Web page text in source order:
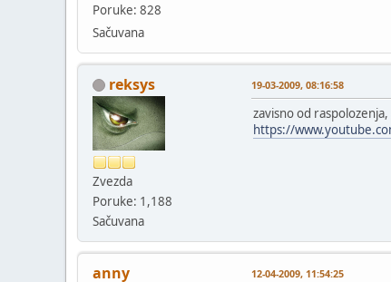
Poruke: 828
Sačuvana
reksys
Zvezda
Poruke: 1,188
Sačuvana
19-03-2009, 08:16:58
zavisno od
https://
anny 12-04-2009, 11:54:25